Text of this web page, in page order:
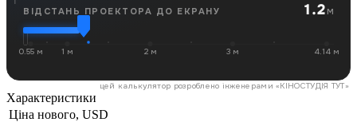
ВІДСТАНЬ ПРОЕКТОРА ДО ЕКРАНУ 1.2м
0.55 м 1 м 2 м 3 м 4.14 м
цей калькулятор розроблено інженерами «КІНОСТУДІЯ ТУТ»
Характеристики
Ціна нового, USD